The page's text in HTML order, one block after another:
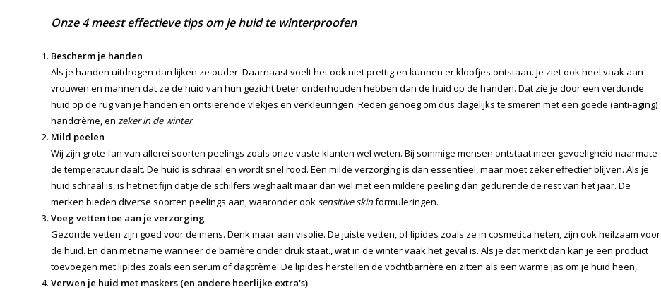
​Onze 4 meest effectieve tips om je huid te winterproofen
Bescherm je handen
Als je handen uitdrogen dan lijken ze ouder. Daarnaast voelt het ook niet prettig en kunnen er kloofjes ontstaan. Je ziet ook heel vaak aan
vrouwen en mannen dat ze de huid van hun gezicht beter onderhouden hebben dan de huid op de handen. Dat zie je door een verdunde
huid op de rug van je handen en ontsierende vlekjes en verkleuringen. Reden genoeg om dus dagelijks te smeren met een goede (anti-aging)
handcrème, en zeker in de winter.
Mild peelen
Wij zijn grote fan van allerei soorten peelings zoals onze vaste klanten wel weten. Bij sommige mensen ontstaat meer gevoeligheid naarmate
de temperatuur daalt. De huid is schraal en wordt snel rood. Een milde verzorging is dan essentieel, maar moet zeker effectief blijven. Als je
huid schraal is, is het net fijn dat je de schilfers weghaalt maar dan wel met een mildere peeling dan gedurende de rest van het jaar. De
merken bieden diverse soorten peelings aan, waaronder ooksensitive skinformuleringen.
Voeg vetten toe aan je verzorging
Gezonde vetten zijn goed voor de mens. Denk maar aan visolie. De juiste vetten, of lipides zoals ze in cosmetica heten, zijn ook heilzaam voor
de huid. En dan met name wanneer de barrière onder druk staat., wat in de winter vaak het geval is. Als je dat merkt dan kan je een product
toevoegen met lipides zoals een serum of dagcrème. De lipides herstellen de vochtbarrière en zitten als een warme jas om je huid heen,
Verwen je huid met maskers (en andere heerlijke extra's)